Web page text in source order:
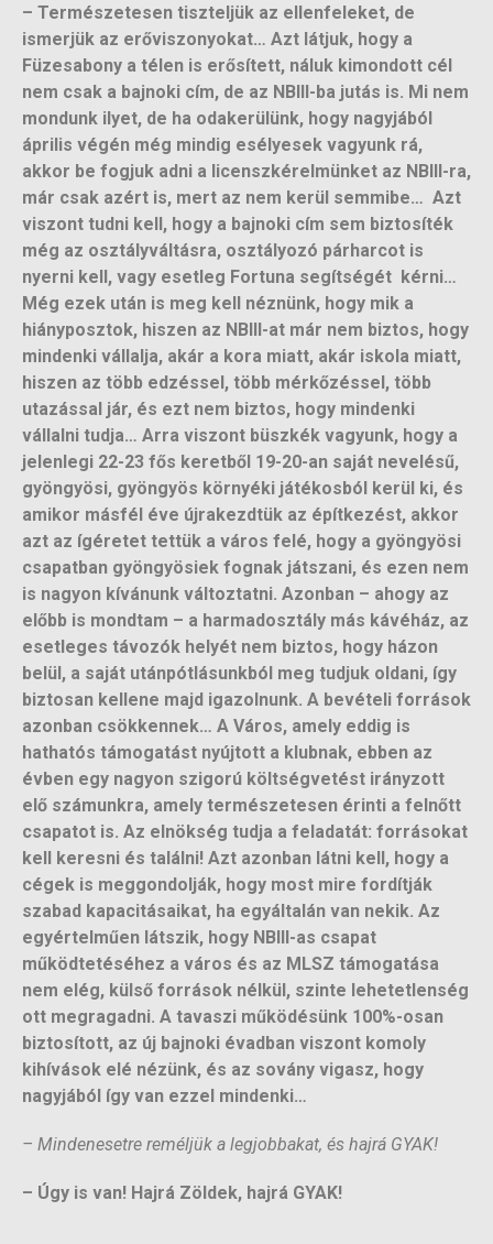
– Természetesen tiszteljük az ellenfeleket, de
ismerjük az erőviszonyokat… Azt látjuk, hogy a
Füzesabony a télen is erősített, náluk kimondott cél
nem csak a bajnoki cím, de az NBIII-ba jutás is. Mi nem
mondunk ilyet, de ha odakerülünk, hogy nagyjából
április végén még mindig esélyesek vagyunk rá,
akkor be fogjuk adni a licenszkérelmünket az NBIII-ra,
már csak azért is, mert az nem kerül semmibe… Azt
viszont tudni kell, hogy a bajnoki cím sem biztosíték
még az osztályváltásra, osztályozó párharcot is
nyerni kell, vagy esetleg Fortuna segítségét kérni…
Még ezek után is meg kell néznünk, hogy mik a
hiányposztok, hiszen az NBIII-at már nem biztos, hogy
mindenki vállalja, akár a kora miatt, akár iskola miatt,
hiszen az több edzéssel, több mérkőzéssel, több
utazással jár, és ezt nem biztos, hogy mindenki
vállalni tudja… Arra viszont büszkék vagyunk, hogy a
jelenlegi 22-23 fős keretből 19-20-an saját nevelésű,
gyöngyösi, gyöngyös környéki játékosból kerül ki, és
amikor másfél éve újrakezdtük az építkezést, akkor
azt az ígéretet tettük a város felé, hogy a gyöngyösi
csapatban gyöngyösiek fognak játszani, és ezen nem
is nagyon kívánunk változtatni. Azonban – ahogy az
előbb is mondtam – a harmadosztály más kávéház, az
esetleges távozók helyét nem biztos, hogy házon
belül, a saját utánpótlásunkból meg tudjuk oldani, így
biztosan kellene majd igazolnunk. A bevételi források
azonban csökkennek… A Város, amely eddig is
hathatós támogatást nyújtott a klubnak, ebben az
évben egy nagyon szigorú költségvetést irányzott
elő számunkra, amely természetesen érinti a felnőtt
csapatot is. Az elnökség tudja a feladatát: forrásokat
kell keresni és találni! Azt azonban látni kell, hogy a
cégek is meggondolják, hogy most mire fordítják
szabad kapacitásaikat, ha egyáltalán van nekik. Az
egyértelműen látszik, hogy NBIII-as csapat
működtetéséhez a város és az MLSZ támogatása
nem elég, külső források nélkül, szinte lehetetlenség
ott megragadni. A tavaszi működésünk 100%-osan
biztosított, az új bajnoki évadban viszont komoly
kihívások elé nézünk, és az sovány vigasz, hogy
nagyjából így van ezzel mindenki…
– Mindenesetre reméljük a legjobbakat, és hajrá GYAK!
– Úgy is van! Hajrá Zöldek, hajrá GYAK!